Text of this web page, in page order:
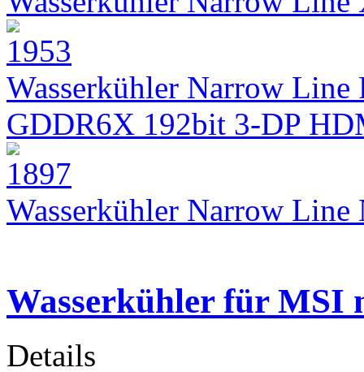
Wasserkühler Narrow Line
GDDR6X 192bit 3-DP
Wasserkühler Narrow
Wasserkühler für MSI
Details